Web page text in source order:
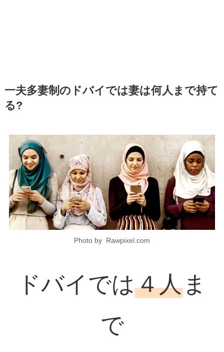
一夫多妻制のドバイでは妻は何人まで持て
る?
Photo by Rawpixel.com
ドバイでは４人 ま
で